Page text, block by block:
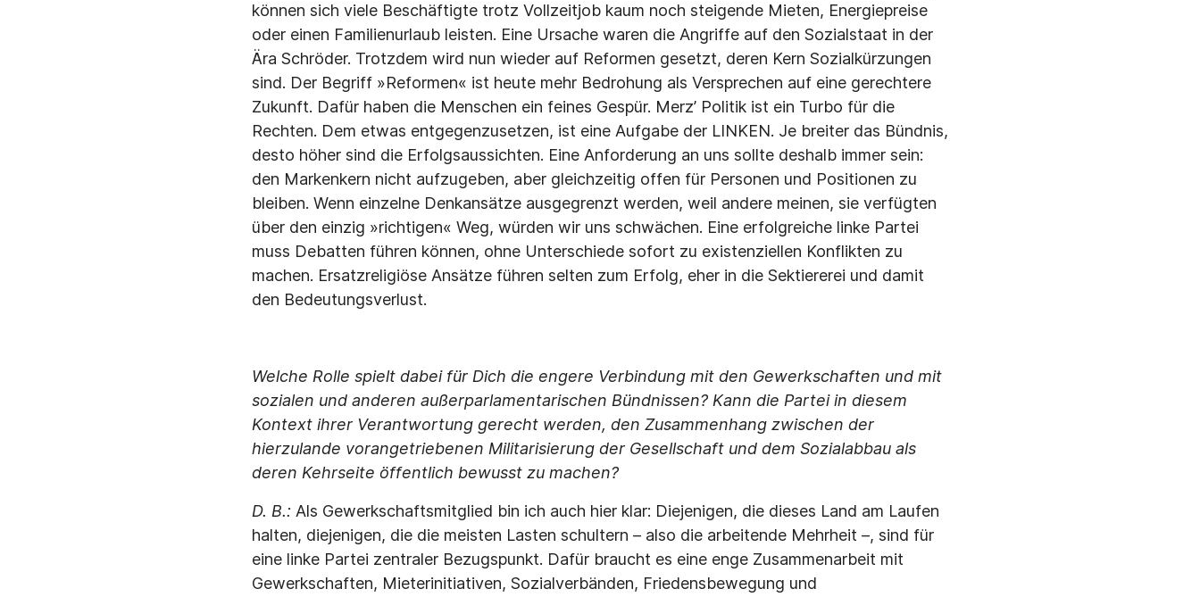
können sich viele Beschäftigte trotz Vollzeitjob kaum noch steigende Mieten, Energiepreise
oder einen Familienurlaub leisten. Eine Ursache waren die Angriffe auf den Sozialstaat in der
Ära Schröder. Trotzdem wird nun wieder auf Reformen gesetzt, deren Kern Sozialkürzungen
sind. Der Begriff »Reformen« ist heute mehr Bedrohung als Versprechen auf eine gerechtere
Zukunft. Dafür haben die Menschen ein feines Gespür. Merz’ Politik ist ein Turbo für die
Rechten. Dem etwas entgegenzusetzen, ist eine Aufgabe der LINKEN. Je breiter das Bündnis,
desto höher sind die Erfolgsaussichten. Eine Anforderung an uns sollte deshalb immer sein:
den Markenkern nicht aufzugeben, aber gleichzeitig offen für Personen und Positionen zu
bleiben. Wenn einzelne Denkansätze ausgegrenzt werden, weil andere meinen, sie verfügten
über den einzig »richtigen« Weg, würden wir uns schwächen. Eine erfolgreiche linke Partei
muss Debatten führen können, ohne Unterschiede sofort zu existenziellen Konflikten zu
machen. Ersatzreligiöse Ansätze führen selten zum Erfolg, eher in die Sektiererei und damit
den Bedeutungsverlust.
Welche Rolle spielt dabei für Dich die engere Verbindung mit den Gewerkschaften und mit
sozialen und anderen außerparlamentarischen Bündnissen? Kann die Partei in diesem
Kontext ihrer Verantwortung gerecht werden, den Zusammenhang zwischen der
hierzulande vorangetriebenen Militarisierung der Gesellschaft und dem Sozialabbau als
deren Kehrseite öffentlich bewusst zu machen?
D. B.: Als Gewerkschaftsmitglied bin ich auch hier klar: Diejenigen, die dieses Land am Laufen
halten, diejenigen, die die meisten Lasten schultern – also die arbeitende Mehrheit –, sind für
eine linke Partei zentraler Bezugspunkt. Dafür braucht es eine enge Zusammenarbeit mit
Gewerkschaften, Mieterinitiativen, Sozialverbänden, Friedensbewegung und